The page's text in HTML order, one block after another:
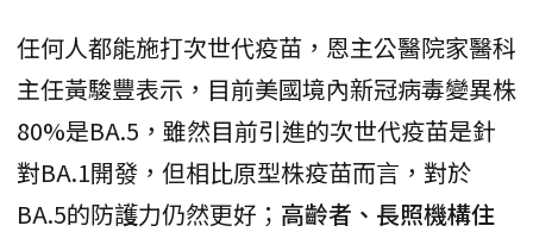
任何人都能施打次世代疫苗，恩主公醫院家醫科
主任黃駿豐表示，目前美國境內新冠病毒變異株
80%是BA.5，雖然目前引進的次世代疫苗是針
對BA.1開發，但相比原型株疫苗而言，對於
BA.5的防護力仍然更好； 高齡者、長照機構住